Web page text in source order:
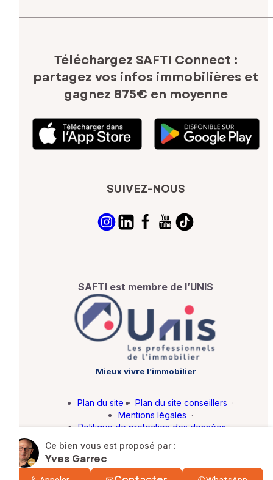
Ce bien vous est proposé par :
Yves Garrec
Téléchargez SAFTI Connect :
partagez vos infos immobilières et
gagnez 875€ en moyenne
SUIVEZ-NOUS
SAFTI est membre de l’UNIS
Mieux vivre l’immobilier
© SAFTI 2026. Tous droits réservés.
Plan du site · Plan du site conseillers ·
Mentions légales ·
Politique de protection des données ·